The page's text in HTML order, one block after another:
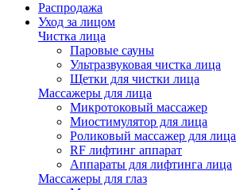
Распродажа
Уход за лицом
Чистка лица
Паровые сауны
Ультразвуковая чистка лица
Щетки для чистки лица
Массажеры для лица
Микротоковый массажер
Миостимулятор для лица
Роликовый массажер для лица
RF лифтинг аппарат
Аппараты для лифтинга лица
Массажеры для глаз